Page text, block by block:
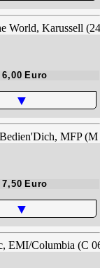
6,00 Euro
▼
7,50 Euro
▼